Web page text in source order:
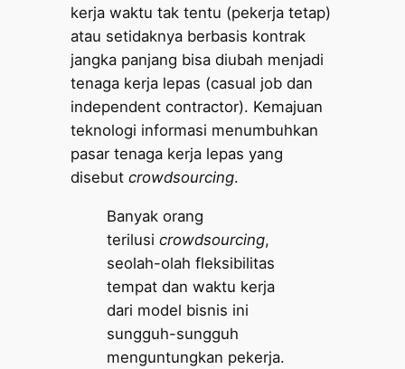
kerja waktu tak tentu (pekerja tetap)
atau setidaknya berbasis kontrak
jangka panjang bisa diubah menjadi
tenaga kerja lepas (casual job dan
independent contractor). Kemajuan
teknologi informasi menumbuhkan
pasar tenaga kerja lepas yang
disebutcrowdsourcing.
Banyak orang
terilusicrowdsourcing,
seolah-olah fleksibilitas
tempat dan waktu kerja
dari model bisnis ini
sungguh-sungguh
menguntungkan pekerja.